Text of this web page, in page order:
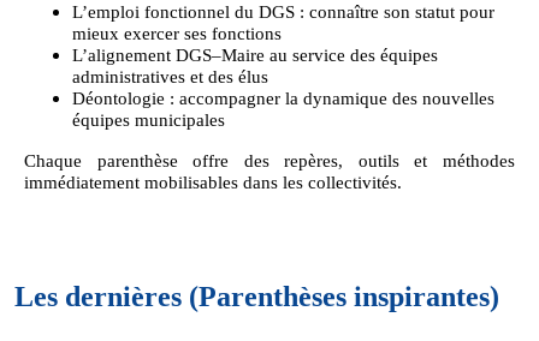
L’emploi fonctionnel du DGS : connaître son statut pour
mieux exercer ses fonctions
L’alignement DGS–Maire au service des équipes
administratives et des élus
Déontologie : accompagner la dynamique des nouvelles
équipes municipales
Chaque parenthèse offre des repères, outils et méthodes
immédiatement mobilisables dans les collectivités.
Les dernières (Parenthèses inspirantes)